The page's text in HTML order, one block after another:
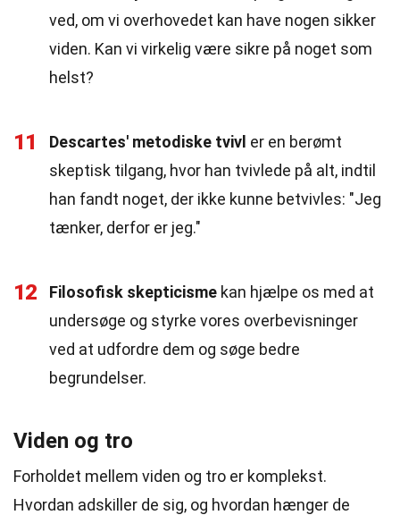
ved, om vi overhovedet kan have nogen sikker
viden. Kan vi virkelig være sikre på noget som
helst?
11 Descartes' metodiske tvivl er en berømt
skeptisk tilgang, hvor han tvivlede på alt, indtil
han fandt noget, der ikke kunne betvivles: "Jeg
tænker, derfor er jeg."
12 Filosofisk skepticisme kan hjælpe os med at
undersøge og styrke vores overbevisninger
ved at udfordre dem og søge bedre
begrundelser.
Viden og tro
Forholdet mellem viden og tro er komplekst.
Hvordan adskiller de sig, og hvordan hænger de